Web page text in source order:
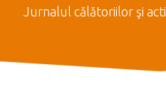
Jurnalul călătoriilor şi